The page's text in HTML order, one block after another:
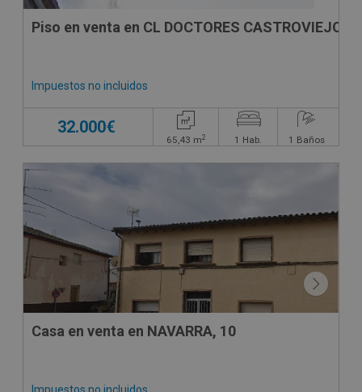
Piso en venta en CL DOCTORES CASTROVIEJO
Impuestos no incluidos
32.000€
65,43 m2 1 Hab. 1 Baños
CONDICIONES ESPECIALES
Casa en venta en NAVARRA, 10